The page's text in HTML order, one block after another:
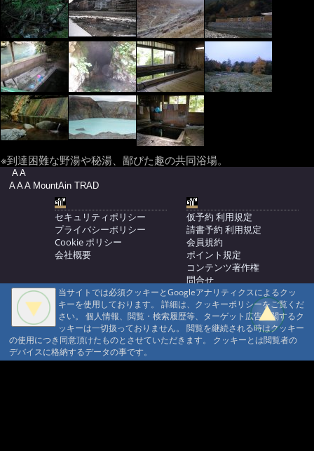
※到達困難な野湯や秘湯、鄙びた趣の共同浴場。
A A
A A A MountAin TRAD
セキュリティポリシー
プライバシーポリシー
Cookie ポリシー
会社概要
仮予約 利用規定
請書予約 利用規定
会員規約
ポイント規定
コンテンツ著作権
問合せ
マウンテントラッド株式会社
〒386-1211 長野県上田市下之郷692
0268371176
© 1999-2026 MountAin TRAD ® Inc. https://www.mountaintrad.co.jp
当サイトでは必須クッキーとGoogleアナリティクスによるクッ
キーを使用しております。 詳細は、クッキーポリシーをご覧くだ
さい。 個人情報、閲覧・検索履歴等、ターゲット広告に関するク
ッキーは一切扱っておりません。 閲覧を継続される時はクッキー
の使用につき同意頂けたものとさせていただきます。 クッキーとは閲覧者の
デバイスに格納するデータの事です。